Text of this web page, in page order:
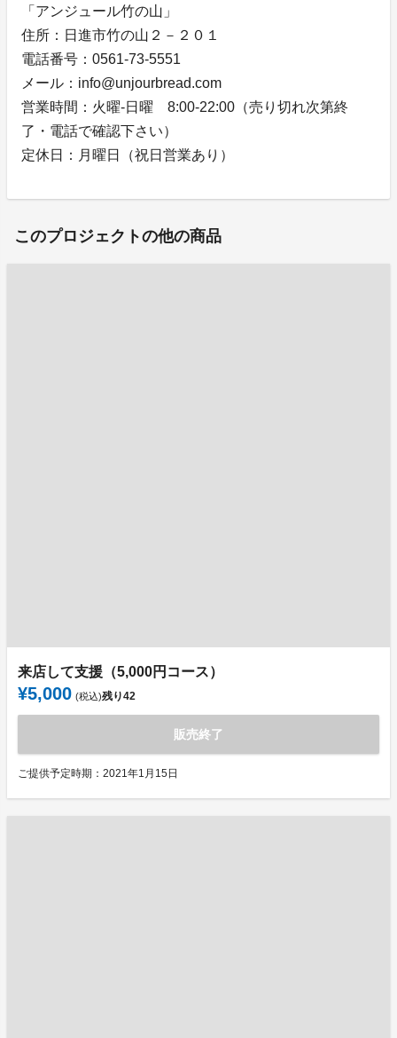
「アンジュール竹の山」
住所：日進市竹の山２－２０１
電話番号：0561-73-5551
メール：info@unjourbread.com
営業時間：火曜-日曜 8:00-22:00（売り切れ次第終
了・電話で確認下さい）
定休日：月曜日（祝日営業あり）
このプロジェクトの他の商品
来店して支援（5,000円コース）
¥5,000 (税込)残り42
販売終了
ご提供予定時期：2021年1月15日